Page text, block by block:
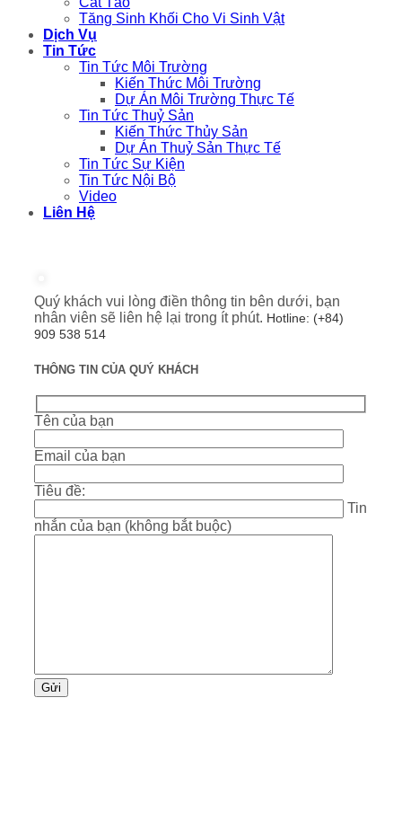
Tăng Sinh Khối Cho Vi Sinh Vật
Dịch Vụ
Tin Tức
Tin Tức Môi Trường
Kiến Thức Môi Trường
Dự Án Môi Trường Thực Tế
Tin Tức Thuỷ Sản
Kiến Thức Thủy Sản
Dự Án Thuỷ Sản Thực Tế
Tin Tức Sự Kiện
Tin Tức Nội Bộ
Video
Liên Hệ
Quý khách vui lòng điền thông tin bên dưới, bạn
nhân viên sẽ liên hệ lại trong ít phút. Hotline: (+84)
909 538 514
THÔNG TIN CỦA QUÝ KHÁCH
Tên của bạn
Email của bạn
Tiêu đề:
Tin
nhắn của bạn (không bắt buộc)